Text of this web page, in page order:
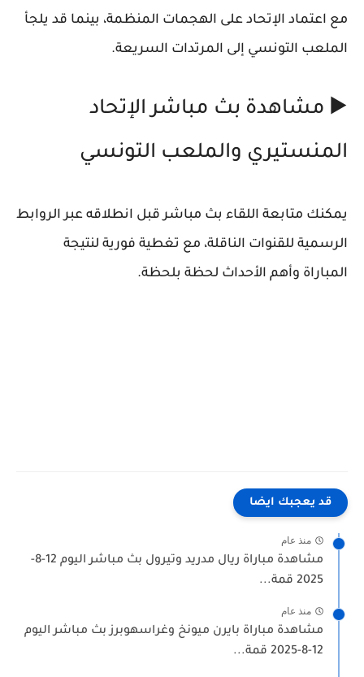
مع اعتماد الإتحاد على الهجمات المنظمة، بينما قد يلجأ
الملعب التونسي إلى المرتدات السريعة.
▶️ مشاهدة بث مباشر الإتحاد
المنستيري والملعب التونسي
يمكنك متابعة اللقاء بث مباشر قبل انطلاقه عبر الروابط
الرسمية للقنوات الناقلة، مع تغطية فورية لنتيجة
المباراة وأهم الأحداث لحظة بلحظة.
قد يعجبك ايضا
منذ عام
مشاهدة مباراة ريال مدريد وتيرول بث مباشر اليوم 12-8-
2025 قمة...
منذ عام
مشاهدة مباراة بايرن ميونخ وغراسهوبرز بث مباشر اليوم
12-8-2025 قمة...